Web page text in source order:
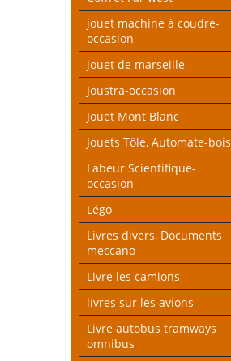
jouet machine à coudre-
occasion
jouet de marseille
Joustra-occasion
Jouet Mont Blanc
Jouets Tôle, Automate-bois
Labeur Scientifique-
occasion
Légo
Livres divers, Documents
meccano
Livre les camions
livres sur les avions
Livre autobus tramways
omnibus